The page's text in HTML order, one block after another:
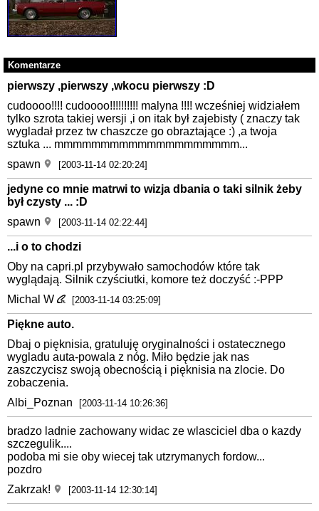
Komentarze
pierwszy ,pierwszy ,wkocu pierwszy :D
cudoooo!!!! cudoooo!!!!!!!!!! malyna !!!! wcześniej widziałem
tylko szrota takiej wersji ,i on itak był zajebisty ( znaczy tak
wygladał przez tw chaszcze go obraztające :) ,a twoja
sztuka ... mmmmmmmmmmmmmmmmmmmm...
spawn
[2003-11-14 02:20:24]
jedyne co mnie matrwi to wizja dbania o taki silnik żeby
był czysty ... :D
spawn
[2003-11-14 02:22:44]
...i o to chodzi
Oby na capri.pl przybywało samochodów które tak
wyglądają. Silnik czyściutki, komore też doczyść :-PPP
Michal W
[2003-11-14 03:25:09]
Piękne auto.
Dbaj o pięknisia, gratuluję oryginalności i ostatecznego
wygladu auta-powala z nóg. Miło będzie jak nas
zaszczycisz swoją obecnością i pięknisia na zlocie. Do
zobaczenia.
Albi_Poznan
[2003-11-14 10:26:36]
bradzo ladnie zachowany widac ze wlasciciel dba o kazdy
szczegulik....
podoba mi sie oby wiecej tak utzrymanych fordow...
pozdro
Zakrzak!
[2003-11-14 12:30:14]